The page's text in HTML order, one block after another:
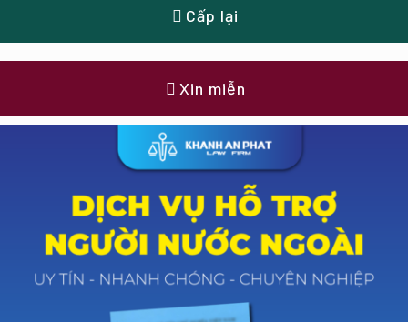
Cấp lại
Xin miễn